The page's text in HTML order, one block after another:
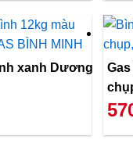
xanh Dương